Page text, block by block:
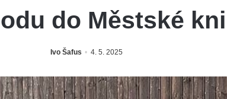
do Městské
Ivo Šafus 4. 5. 2025